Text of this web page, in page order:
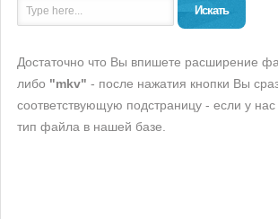
Искать
Достаточно что Вы впишете расширение
либо "mkv" - после нажатия кнопки Вы
соответствующую подстраницу - если у нас
тип файла в нашей базе.